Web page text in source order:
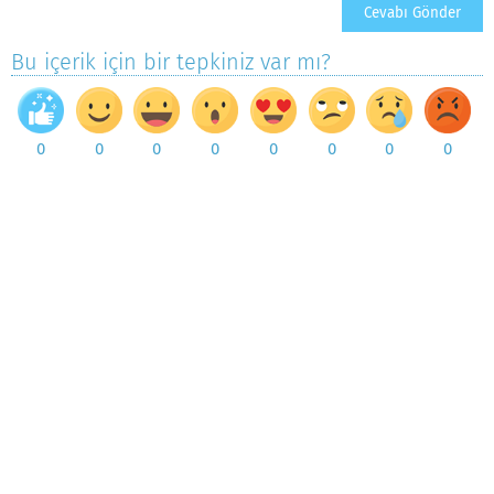
Bu içerik için bir tepkiniz var mı?
0 0 0 0 0 0 0 0